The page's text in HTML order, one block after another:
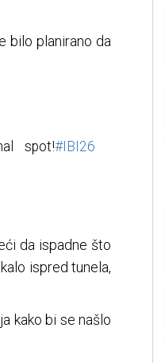
bilo planirano da
spot!#IBI26
da ispadne što
ispred tunela,
kako bi se našlo